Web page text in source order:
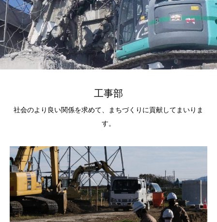
工事部
社会のより良い関係を求めて、まちづくりに貢献してまいりま
す。